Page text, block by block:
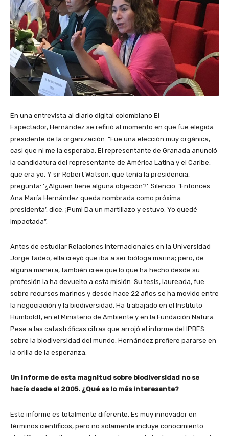
En una entrevista al diario digital colombiano El
Espectador, Hernández se refirió al momento en que fue elegida
presidente de la organización. “Fue una elección muy orgánica,
casi que ni me la esperaba. El representante de Granada anunció
la candidatura del representante de América Latina y el Caribe,
que era yo. Y sir Robert Watson, que tenía la presidencia,
pregunta: ‘¿Alguien tiene alguna objeción?’. Silencio. ‘Entonces
Ana María Hernández queda nombrada como próxima
presidenta’, dice. ¡Pum! Da un martillazo y estuvo. Yo quedé
impactada”.
Antes de estudiar Relaciones Internacionales en la Universidad
Jorge Tadeo, ella creyó que iba a ser bióloga marina; pero, de
alguna manera, también cree que lo que ha hecho desde su
profesión la ha devuelto a esta misión. Su tesis, laureada, fue
sobre recursos marinos y desde hace 22 años se ha movido entre
la negociación y la biodiversidad. Ha trabajado en el Instituto
Humboldt, en el Ministerio de Ambiente y en la Fundación Natura.
Pese a las catastróficas cifras que arrojó el informe del IPBES
sobre la biodiversidad del mundo, Hernández prefiere pararse en
la orilla de la esperanza.
Un informe de esta magnitud sobre biodiversidad no se
hacía desde el 2005. ¿Qué es lo más interesante?
Este informe es totalmente diferente. Es muy innovador en
términos científicos, pero no solamente incluye conocimiento